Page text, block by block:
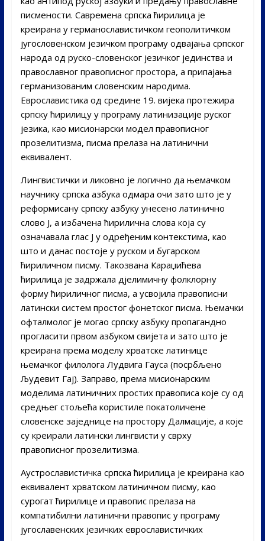
писмености. Савремена српска ћирилица је
креирана у германославистичком геополитичком
југословенском језичком програму одвајања српског
народа од руско-словенског језичког јединства и
православног правописног простора, а припајања
германизованим словенским народима.
Еврославистика од средине 19. вијека протежира
српску ћирилицу у програму латинизације руског
језика, као мисионарски модел правописног
прозелитизма, писма прелаза на латинични
еквивалент.
Лингвистички и ликовно је логично да њемачком
научнику српска азбука одмара очи зато што је у
реформисану српску азбуку унесено латинично
слово Ј, а избачена ћирилична слова која су
означавала глас Ј у одређеним контекстима, као
што и данас постоје у руском и бугарском
ћириличном писму. Такозвана Караџићева
ћирилица је задржала дјелимичну фолклорну
форму ћириличног писма, а усвојила правописни
латински систем простог фонетског писма. Њемачки
офталмолог је могао српску азбуку пропагандно
прогласити првом азбуком свијета и зато што је
креирана према моделу хрватске латинице
њемачког филолога Лудвига Гауса (посрбљено
Људевит Гај). Заправо, према мисионарским
моделима латиничних простих правописа које су од
средњег стољећа користиле покатоличене
словенске заједнице на простору Далмације, а које
су креирали латински лингвисти у сврху
правописног прозелитизма.
Аустрославистичка српска ћирилица је креирана као
еквивалент хрватском латиничном писму, као
сурогат ћирилице и правопис прелаза на
компатибилни латинични правопис у програму
југославенских језичких еврославистичких